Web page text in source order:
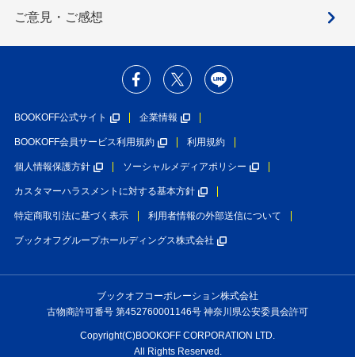
ご意見・ご感想
BOOKOFF公式サイト 企業情報
BOOKOFF会員サービス利用規約 利用規約
個人情報保護方針 ソーシャルメディアポリシー
カスタマーハラスメントに対する基本方針
特定商取引法に基づく表示 利用者情報の外部送信について
ブックオフグループホールディングス株式会社
ブックオフコーポレーション株式会社
古物商許可番号 第452760001146号 神奈川県公安委員会許可
Copyright(C)BOOKOFF CORPORATION LTD.
All Rights Reserved.